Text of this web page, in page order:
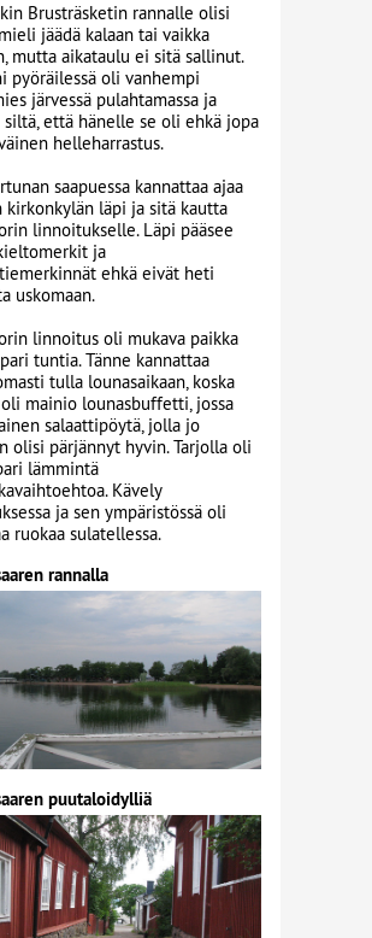
Brusträsketin rannalle olisi
jäädä kalaan tai vaikka
mutta aikataulu ei sitä sallinut.
pyöräilessä oli vanhempi
järvessä pulahtamassa ja
että hänelle se oli ehkä jopa
helleharrastus.
saapuessa kannattaa ajaa
kirkonkylän läpi ja sitä kautta
linnoitukselle. Läpi pääsee
ja
ehkä eivät heti
uskomaan.
linnoitus oli mukava paikka
tuntia. Tänne kannattaa
tulla lounasaikaan, koska
mainio lounasbuffetti, jossa
salaattipöytä, jolla jo
olisi pärjännyt hyvin. Tarjolla oli
lämmintä
Kävely
ja sen ympäristössä oli
ruokaa sulatellessa.
rannalla
puutaloidylliä